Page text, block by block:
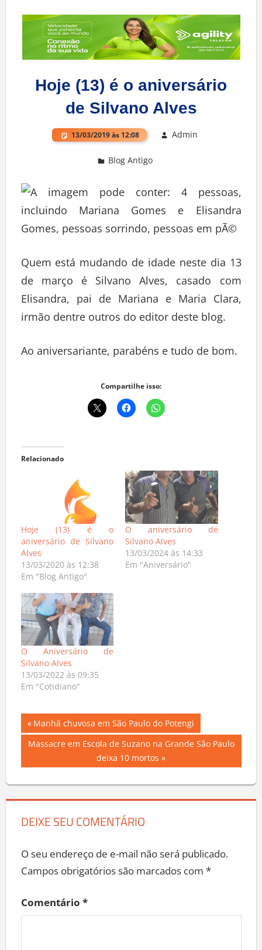
Hoje (13) é o aniversário
de Silvano Alves
13/03/2019 às 12:08 Admin
Blog Antigo
Quem está mudando de idade neste dia 13
de março é Silvano Alves, casado com
Elisandra, pai de Mariana e Maria Clara,
irmão dentre outros do editor deste blog.
Ao aniversariante, parabéns e tudo de bom.
Compartilhe isso:
Relacionado
Hoje (13) é o
aniversário de Silvano
Alves
13/03/2020 às 12:38
Em "Blog Antigo"
O aniversário de
Silvano Alves
13/03/2024 às 14:33
Em "Aniversário"
O Aniversário de
Silvano Alves
13/03/2022 às 09:35
Em "Cotidiano"
Navegação
de
Post
Previous
Post:
Manhã chuvosa em São Paulo do Potengi
Next
Massacre em Escola de Suzano na Grande São Paulo
deixa 10 mortos
DEIXE SEU COMENTÁRIO
O seu endereço de e-mail não será publicado.
Campos obrigatórios são marcados com *
Comentário *